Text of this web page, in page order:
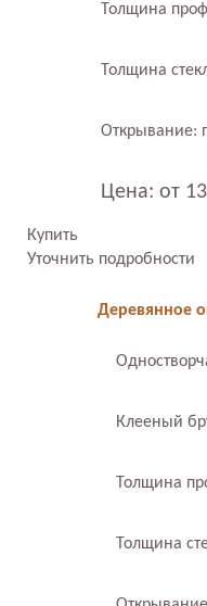
Толщина
Толщина
Открывание:
Цена: от
Купить
Уточнить подробности
Деревянное
Клееный
Толщина
Толщина